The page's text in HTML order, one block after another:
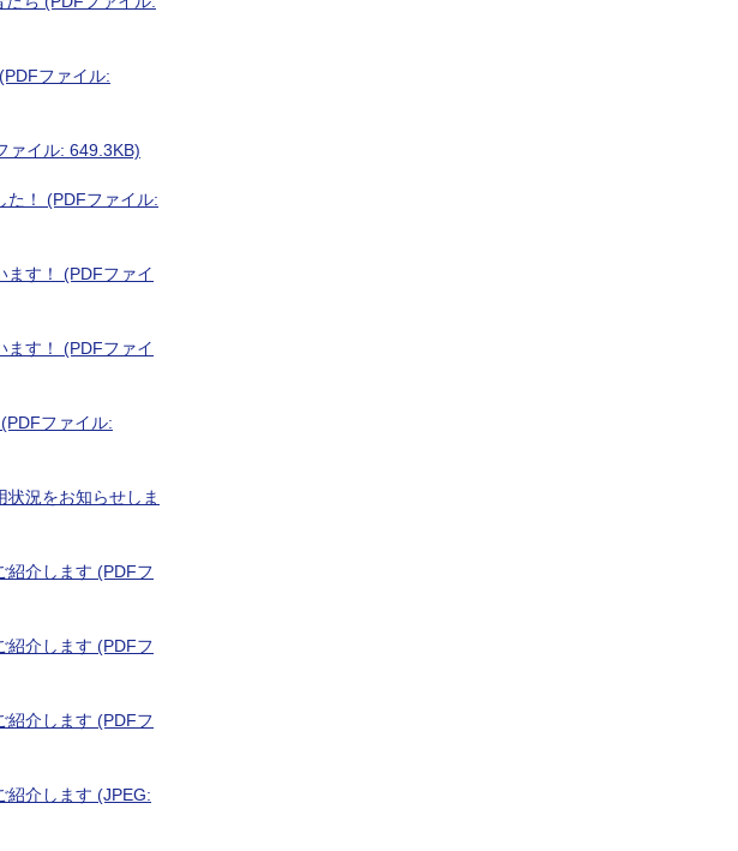
ファイル:
ァイル: 649.3KB)
た！ (PDFファイル:
ます！ (PDFファイ
ます！ (PDFファイ
ファイル:
況をお知らせしま
紹介します (PDFフ
紹介します (PDFフ
紹介します (PDFフ
紹介します (JPEG: